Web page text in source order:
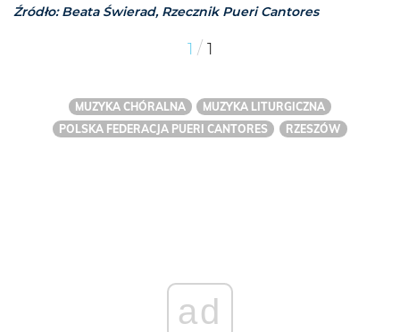
Źródło: Beata Świerad, Rzecznik Pueri Cantores
1 / 1
MUZYKA CHÓRALNA
MUZYKA LITURGICZNA
POLSKA FEDERACJA PUERI CANTORES
RZESZÓW
ad